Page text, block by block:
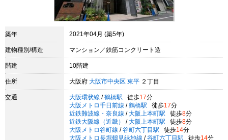
築年 2021年04月 (築5年)
建物種別/構造 マンション／鉄筋コンクリート造
階建 10階建
住所 大阪府 大阪市中央区 東平 ２丁目
交通 大阪環状線 / 鶴橋駅 徒歩17分
大阪メトロ千日前線 / 鶴橋駅 徒歩17分
近鉄難波線・奈良線 / 大阪上本町駅 徒歩8分
近鉄大阪線（近畿）
/ 大阪上本町駅 徒歩8分
大阪メトロ谷町線 / 谷町六丁目駅 徒歩14分
大阪メトロ長堀鶴見緑地線 / 谷町六丁目駅 徒歩14分